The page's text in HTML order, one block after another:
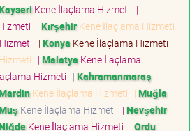
Kene İlaçlama Hizmeti |
| KırşehirKene İlaçlama Hizmeti
| Konya Kene İlaçlama Hizmeti
| Malatya Kene İlaçlama
Hizmeti | Kahramanmaraş
Kene İlaçlama Hizmeti | Muğla
Kene İlaçlama Hizmeti | Nevşehir
Kene İlaçlama Hizmeti | Ordu